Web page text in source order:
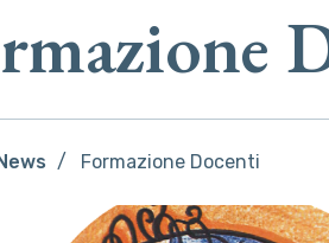
Formazione Docenti